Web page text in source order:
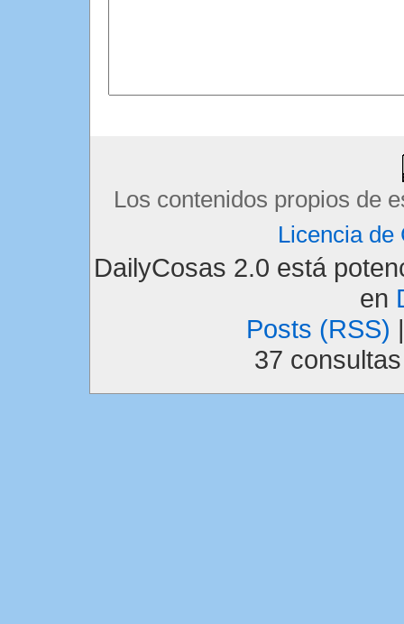
Los contenidos propios de
Licencia de
DailyCosas 2.0 está
en
Posts (RSS)
37